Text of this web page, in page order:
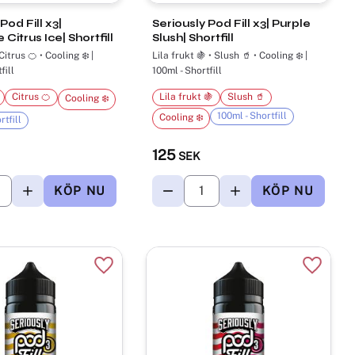
Fill x3|
Citrus Ice| Shortfill
🍊 • Cooling ❄️ |
Citrus 🍊
Cooling ❄️
Seriously Pod Fill x3| Purple
Slush| Shortfill
Lila frukt 🍇 • Slush 🥤 • Cooling ❄️ |
100ml - Shortfill
125 SEK
Lila frukt 🍇
Slush 🥤
Cooling ❄️
100ml - Shortfill
Lägg till i favoriter Lägg